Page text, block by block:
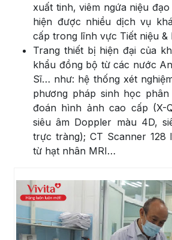
xuất tinh, viêm ngứa niệu
hiện được nhiều dịch vụ
cấp trong lĩnh vực Tiết niệu &
Trang thiết bị hiện đại của
khẩu đồng bộ từ các nước
Sĩ… như: hệ thống xét
phương pháp sinh học
đoán hình ảnh cao cấp (X-
siêu âm Doppler màu 4D,
trực tràng); CT Scanner 128
từ hạt nhân MRI…